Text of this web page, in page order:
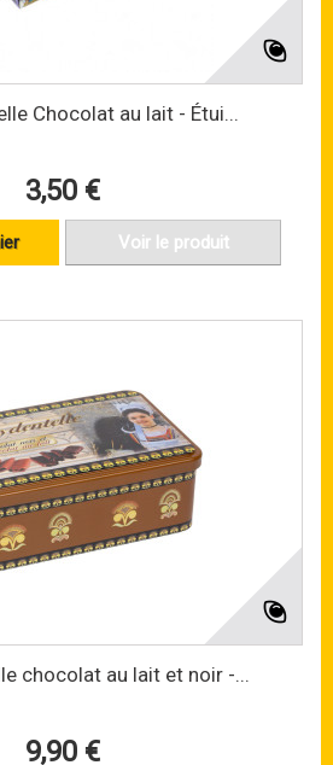
Chocolat au lait - Étui...
3,50 €
Voir le produit
chocolat au lait et noir -...
9,90 €